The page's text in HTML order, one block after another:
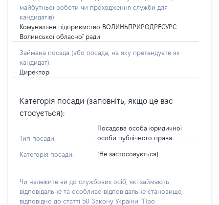
майбутньої роботи чи проходження служби для
кандидатів):
Комунальне підприємство ВОЛИНЬПРИРОДРЕСУРС
Волинської обласної ради
Займана посада (або посада, на яку претендуєте як
кандидат):
Директор
Категорія посади (заповніть, якщо це вас
стосується):
Тип посади:
Посадова особа юридичної
особи публічного права
Категорія посади: [Не застосовується]
Чи належите ви до службових осіб, які займають
відповідальне та особливо відповідальне становище,
відповідно до статті 50 Закону України “Про